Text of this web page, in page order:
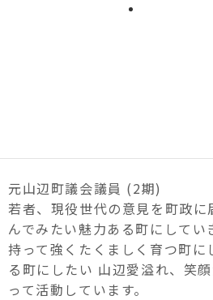
元山辺町議会議員 (2期)
若者、現役世代の意見を町政
んでみたい魅力ある町にして
持って強くたくましく育つ町
る町にしたい 山辺愛溢れ、笑
って活動しています。